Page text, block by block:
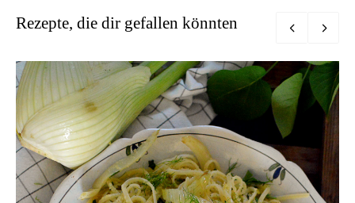
Rezepte, die dir gefallen könnten